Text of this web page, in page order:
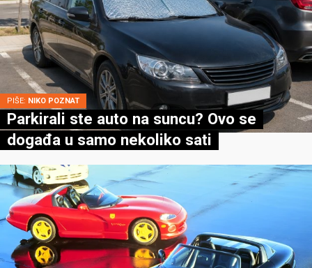
PIŠE: NIKO POZNAT
Parkirali ste auto na suncu? Ovo se
događa u samo nekoliko sati